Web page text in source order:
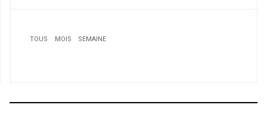
TOUS MOIS
SEMAINE
Le Petit Maghreb : une vision positive du